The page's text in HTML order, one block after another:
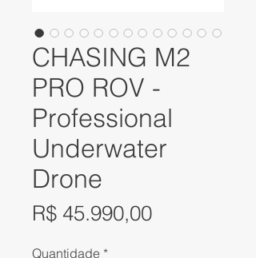
CHASING M2
PRO ROV -
Professional
Underwater
Drone
R$ 45.990,00Preço
Quantidade *